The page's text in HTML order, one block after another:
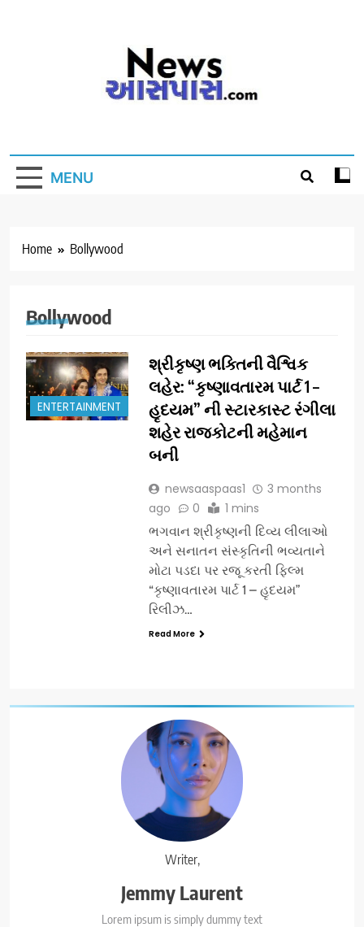
MENU
Home Bollywood
Writer,
Jemmy Laurent
Lorem ipsum is simply dummy text
Bollywood
ENTERTAINMENT
શ્રીકૃષ્ણ ભક્તિની વૈશ્વિક
લહેર: “કૃષ્ણાવતારમ પાર્ટ 1 –
હૃદયમ” ની સ્ટારકાસ્ટ રંગીલા
શહેર રાજકોટની મહેમાન
બની
newsaaspaas1
3 months
ago
0 1 mins
ભગવાન શ્રીકૃષ્ણની દિવ્ય લીલાઓ
અને સનાતન સંસ્કૃતિની ભવ્યતાને
મોટા પડદા પર રજૂ કરતી ફિલ્મ
“કૃષ્ણાવતારમ પાર્ટ 1 – હૃદયમ”
રિલીઝ…
Read More